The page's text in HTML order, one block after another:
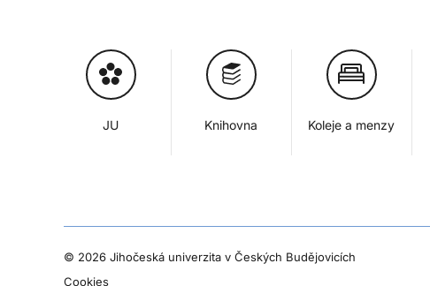
JU Knihovna Koleje a menzy
© 2026 Jihočeská univerzita v Českých Budějovicích
Cookies